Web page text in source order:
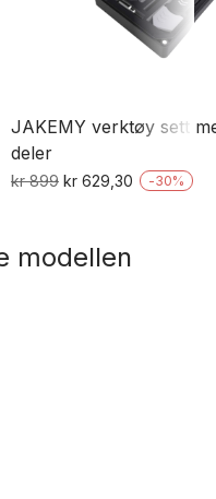
JAKEMY verktøy sett
deler
kr899 Opprinnelig
kr 899.
kr629,30 -30%
modellen